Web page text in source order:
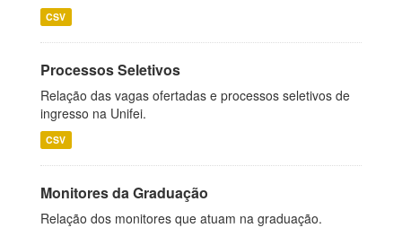
CSV
Processos Seletivos
Relação das vagas ofertadas e processos seletivos de
ingresso na Unifei.
CSV
Monitores da Graduação
Relação dos monitores que atuam na graduação.